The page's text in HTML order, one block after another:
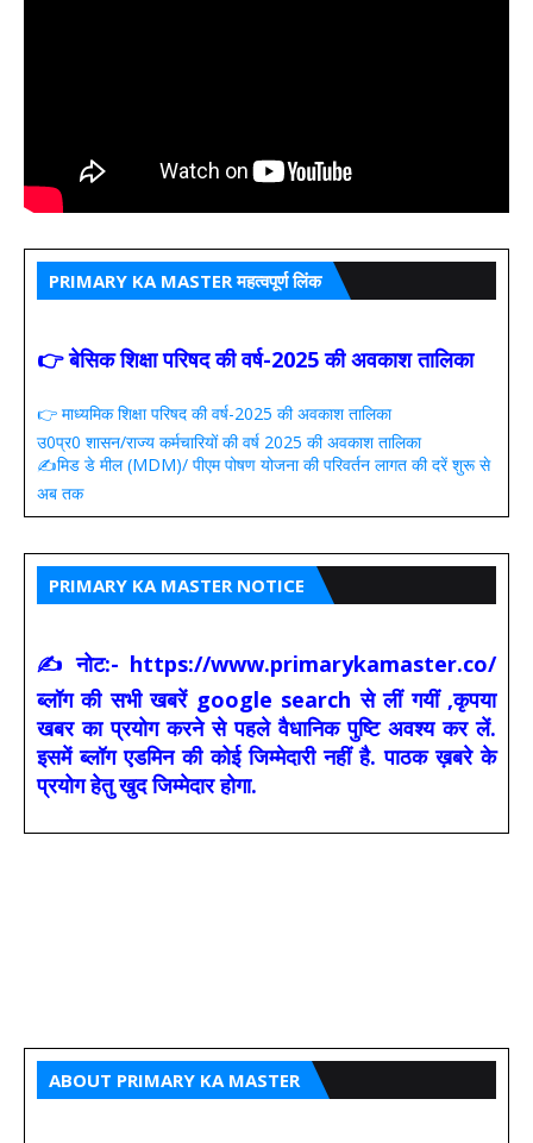
PRIMARY KA MASTER महत्वपूर्ण लिंक
👉 बेसिक शिक्षा परिषद की वर्ष-2025 की अवकाश तालिका
👉 माध्यमिक शिक्षा परिषद की वर्ष-2025 की अवकाश तालिका
उ0प्र0 शासन/राज्य कर्मचारियों की वर्ष 2025 की अवकाश तालिका
✍️मिड डे मील (MDM)/ पीएम पोषण योजना की परिवर्तन लागत की दरें शुरू से
अब तक
PRIMARY KA MASTER NOTICE
✍ नोट:- https://www.primarykamaster.co/
ब्लॉग की सभी खबरें google search से लीं गयीं ,कृपया
खबर का प्रयोग करने से पहले वैधानिक पुष्टि अवश्य कर लें.
इसमें ब्लॉग एडमिन की कोई जिम्मेदारी नहीं है. पाठक ख़बरे के
प्रयोग हेतु खुद जिम्मेदार होगा.
ABOUT PRIMARY KA MASTER